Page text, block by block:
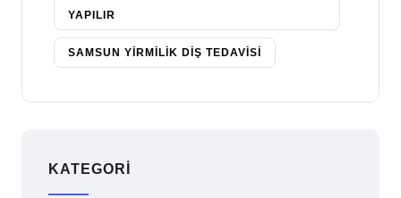
YAPILIR
SAMSUN YIRMILIK DIŞ TEDAVISI
KATEGORI